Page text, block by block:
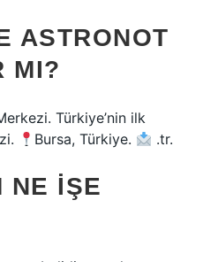
ASTRONOT
MI?
Türkiye’nin ilk
Bursa, Türkiye. .tr.
NE IŞE